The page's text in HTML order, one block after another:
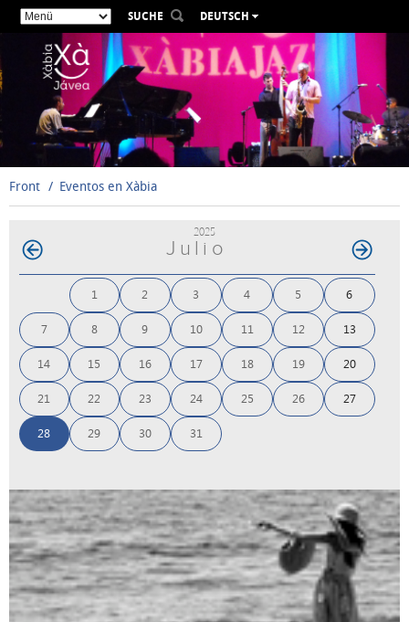
SUCHE
DEUTSCH
ESPAÑOL
VALENCIÀ
FRANÇAIS
РУССКИЙ
Front Eventos en Xàbia
2025
Julio
1 2 3 4 5 6
7 8 9 10 11 12 13
14 15 16 17 18 19 20
21 22 23 24 25 26 27
28 29 30 31